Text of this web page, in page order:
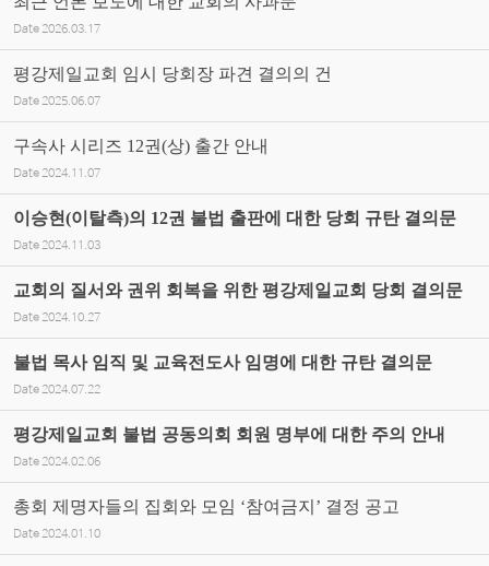
Date 2026.03.17
평강제일교회 임시 당회장 파견 결의의 건
Date 2025.06.07
구속사 시리즈 12권(상) 출간 안내
Date 2024.11.07
이승현(이탈측)의 12권 불법 출판에 대한 당회 규탄 결의문
Date 2024.11.03
교회의 질서와 권위 회복을 위한 평강제일교회 당회 결의문
Date 2024.10.27
불법 목사 임직 및 교육전도사 임명에 대한 규탄 결의문
Date 2024.07.22
평강제일교회 불법 공동의회 회원 명부에 대한 주의 안내
Date 2024.02.06
총회 제명자들의 집회와 모임 ‘참여금지’ 결정 공고
Date 2024.01.10